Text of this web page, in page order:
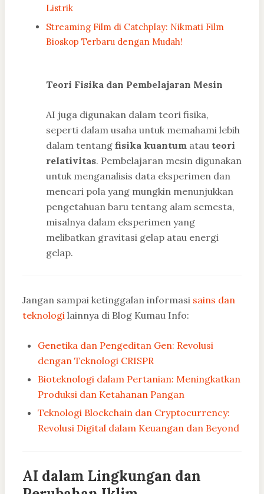
Listrik
Streaming Film di Catchplay: Nikmati Film
Bioskop Terbaru dengan Mudah!
Teori Fisika dan Pembelajaran Mesin
AI juga digunakan dalam teori fisika,
seperti dalam usaha untuk memahami lebih
dalam tentang fisika kuantum atau teori
relativitas. Pembelajaran mesin digunakan
untuk menganalisis data eksperimen dan
mencari pola yang mungkin menunjukkan
pengetahuan baru tentang alam semesta,
misalnya dalam eksperimen yang
melibatkan gravitasi gelap atau energi
gelap.
Jangan sampai ketinggalan informasi sains dan
teknologi lainnya di Blog Kumau Info:
Genetika dan Pengeditan Gen: Revolusi
dengan Teknologi CRISPR
Bioteknologi dalam Pertanian: Meningkatkan
Produksi dan Ketahanan Pangan
Teknologi Blockchain dan Cryptocurrency:
Revolusi Digital dalam Keuangan dan Beyond
AI dalam Lingkungan dan